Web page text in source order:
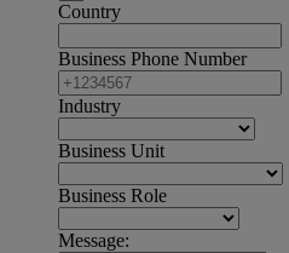
Country
Business Phone Number
Industry
Business Unit
Business Role
Message: